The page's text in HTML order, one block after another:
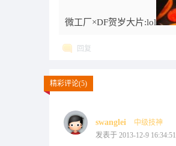
微工厂×DF贺岁大片:lol
回复
精彩评论(5)
swanglei
中级技神
发表于 2013-12-9 16:34:51